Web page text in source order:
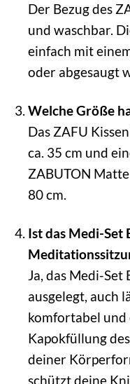
Der Bezug des
und waschbar.
einfach mit
oder abgesaugt
Welche Größe
Das ZAFU
ca. 35 cm und
ZABUTON
80 cm.
Ist das Medi-Set
Ja, das Medi-Set
ausgelegt, auch
komfortabel und
Kapokfüllung
deiner
schützt deine